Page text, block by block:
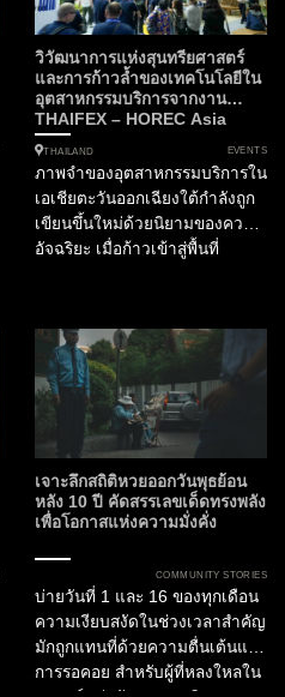
วิวัฒนาการแห่งสุนทรียศาสตร์
และการก้าวล้ำของเทคโนโลยีใน
อุตสาหกรรมบริการจากงาน
THAIFEX – HOREC Asia
2026
THAILAND EVENTS
ภาพจำของอุตสาหกรรมบริการใน
เอเชียตะวันออกเฉียงใต้กำลังถูก
เขียนขึ้นใหม่ด้วยนิยามของความ
อัจฉริยะ เมื่อก้าวเข้าสู่พื้นที่
นอกจากเครื่องจักรหรือ
เฟอร์นิเจอร์แล้ว เรายังสัมผัสกับ
“อนาคต” ที่ระบบอัตโนมัติ
ประสานเข้ากับศิลปะการออกแบบ
อย่างลงตัว งานครั้งที่สามนี้
ปิดฉากลงพร้อมสถิติอันน่าทึ่ง
สะท้อนให้เห็นว่าผู้ประกอบการระ
ดับไฮเอนด์ทั่วโลกต่างมุ่งหน้าสู่
ประเทศไทยในฐานะศูนย์กลาง
เจาะลึกสถิติหวยออกวันพุธย้อน
หลัง 10 ปี คัดสรรเลขเด็ดทรงพลัง
เพื่อโอกาสแห่งความมั่งคั่ง
COMMUNITY STORIES
บ่ายวันที่ 1 และ 16 ของทุกเดือน
ความเงียบสงัดในช่วงเวลาสำคัญ
มักถูกแทนที่ด้วยความตื่นเต้นและ
การรอคอย สำหรับผู้ที่หลงใหลใน